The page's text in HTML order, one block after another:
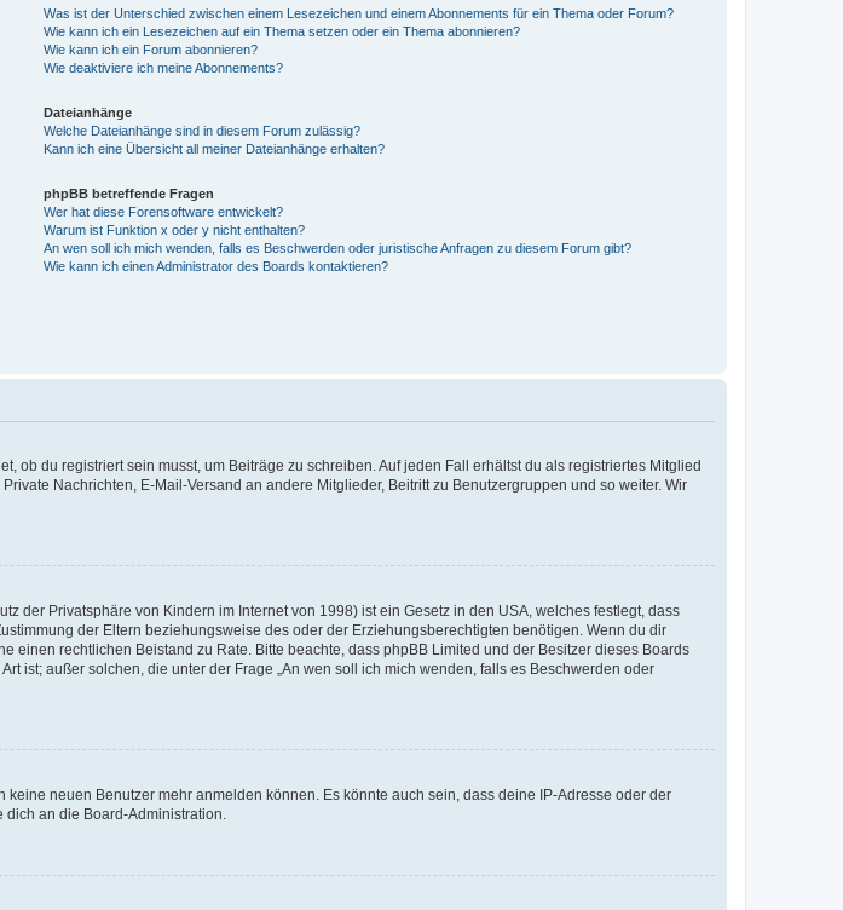
Was ist der Unterschied zwischen einem Lesezeichen und einem Abonnements für ein Thema oder Forum?
Wie kann ich ein Lesezeichen auf ein Thema setzen oder ein Thema abonnieren?
Wie kann ich ein Forum abonnieren?
Wie deaktiviere ich meine Abonnements?
Dateianhänge
Welche Dateianhänge sind in diesem Forum zulässig?
Kann ich eine Übersicht all meiner Dateianhänge erhalten?
phpBB betreffende Fragen
Wer hat diese Forensoftware entwickelt?
Warum ist Funktion x oder y nicht enthalten?
An wen soll ich mich wenden, falls es Beschwerden oder juristische Anfragen zu diesem Forum gibt?
Wie kann ich einen Administrator des Boards kontaktieren?
du registriert sein musst, um Beiträge zu schreiben. Auf jeden Fall erhältst du als registriertes Mitglied
Nachrichten, E-Mail-Versand an andere Mitglieder, Beitritt zu Benutzergruppen und so weiter. Wir
der Privatsphäre von Kindern im Internet von 1998) ist ein Gesetz in den USA, welches festlegt, dass
der Eltern beziehungsweise des oder der Erziehungsberechtigten benötigen. Wenn du dir
einen rechtlichen Beistand zu Rate. Bitte beachte, dass phpBB Limited und der Besitzer dieses Boards
ist; außer solchen, die unter der Frage „An wen soll ich mich wenden, falls es Beschwerden oder
neuen Benutzer mehr anmelden können. Es könnte auch sein, dass deine IP-Adresse oder der
an die Board-Administration.